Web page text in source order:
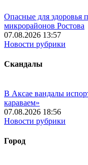
Опасные для здоровья
микрорайонов Ростова
07.08.2026 13:57
Новости рубрики
Скандалы
В Аксае вандалы
караваем»
07.08.2026 18:56
Новости рубрики
Город